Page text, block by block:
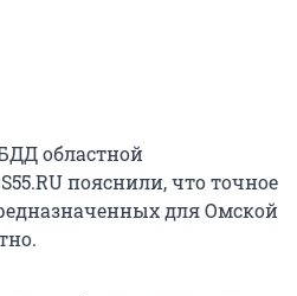
областной
пояснили, что точное
для Омской